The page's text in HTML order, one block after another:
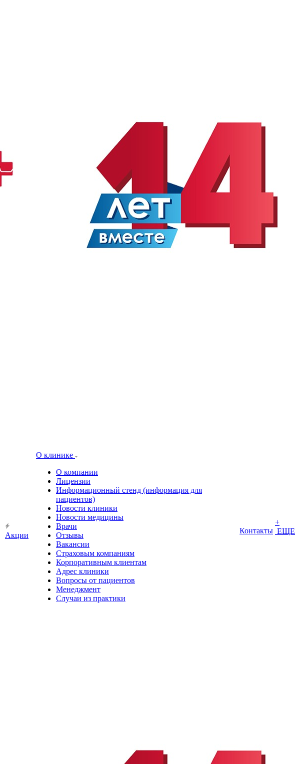
Акции
О клинике
О компании
Лицензии
Информационный стенд (информация для
пациентов)
Новости клиники
Новости медицины
Врачи
Отзывы
Вакансии
Страховым компаниям
Корпоративным клиентам
Адрес клиники
Вопросы от пациентов
Менеджмент
Случаи из практики
Контакты
+
ЕЩЕ